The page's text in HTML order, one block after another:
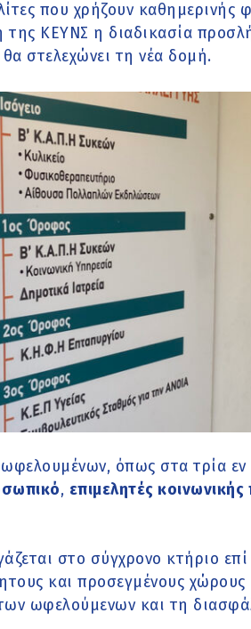
που χρήζουν καθημερινής
της ΚΕΥΝΣ η διαδικασία
στελεχώνει τη νέα δομή.
όπως στα τρία εν
, επιμελητές
στο σύγχρονο κτήριο
και προσεγμένους
ωφελούμενων και τη